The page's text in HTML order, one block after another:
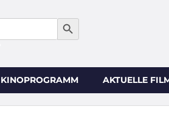
SEARCH BUTTON
KINOPROGRAMM AKTUELLE